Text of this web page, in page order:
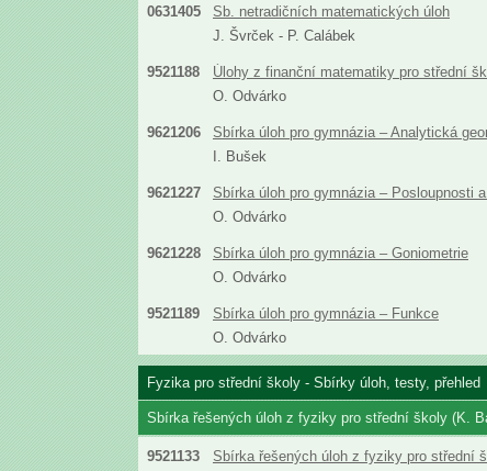
0631405
Sb. netradičních matematických úloh
J. Švrček - P. Calábek
9521188
Úlohy z finanční matematiky pro střední
O. Odvárko
9621206
Sbírka úloh pro gymnázia – Analytická
I. Bušek
9621227
Sbírka úloh pro gymnázia – Posloupnosti
O. Odvárko
9621228
Sbírka úloh pro gymnázia – Goniometrie
O. Odvárko
9521189
Sbírka úloh pro gymnázia – Funkce
O. Odvárko
Fyzika pro střední školy - Sbírky úloh, testy, přehled
Sbírka řešených úloh z fyziky pro střední školy (K.
9521133
Sbírka řešených úloh z fyziky pro střední